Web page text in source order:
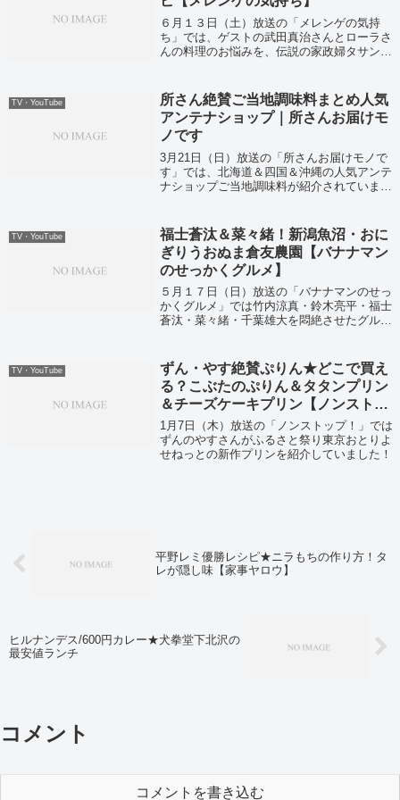
６月１３日（土）放送の「メレンゲの気持
ち」では、ゲストの武田真治さんとローラさ
んの料理のお悩みを、伝説の家政婦タサン志
したよ。
TV・YouTube
所さん絶賛ご当地調味料まとめ人気
アンテナショップ｜所さんお届けモ
ノです
3月21日（日）放送の「所さんお届けモノで
す」では、北海道＆四国＆沖縄の人気アンテ
ナショップご当地調味料が紹介されていまし
TV・YouTube
福士蒼汰＆菜々緒！新潟魚沼・おに
ぎりうおぬま倉友農園【バナナマン
のせっかくグルメ】
５月１７日（日）放送の「バナナマンのせっ
かくグルメ」では竹内涼真・鈴木亮平・福士
蒼汰・菜々緒・千葉雄大を悶絶させたグル
TV・YouTube
ずん・やす絶賛ぷりん★どこで買え
る？こぶたのぷりん＆タタンプリン
＆チーズケーキプリン【ノンストッ
プ！】
1月7日（木）放送の「ノンストップ！」では
ずんのやすさんがふるさと祭り東京おとりよ
せねっとの新作プリンを紹介していました！
平野レミ優勝レシピ★ニラもちの作り方！タ
レが隠し味【家事ヤロウ】
ヒルナンデス/600円カレー★犬拳堂下北沢の
最安値ランチ
コメント
コメントを書き込む